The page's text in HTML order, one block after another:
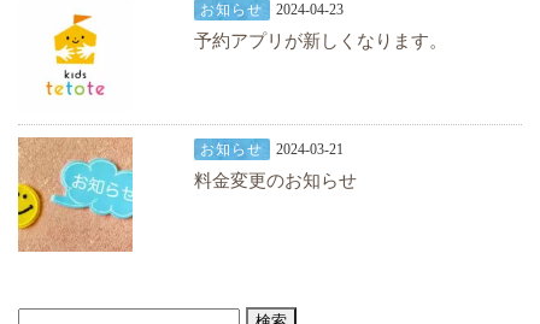
お知らせ 2024-04-23
予約アプリが新しくなります。
お知らせ 2024-03-21
料金変更のお知らせ